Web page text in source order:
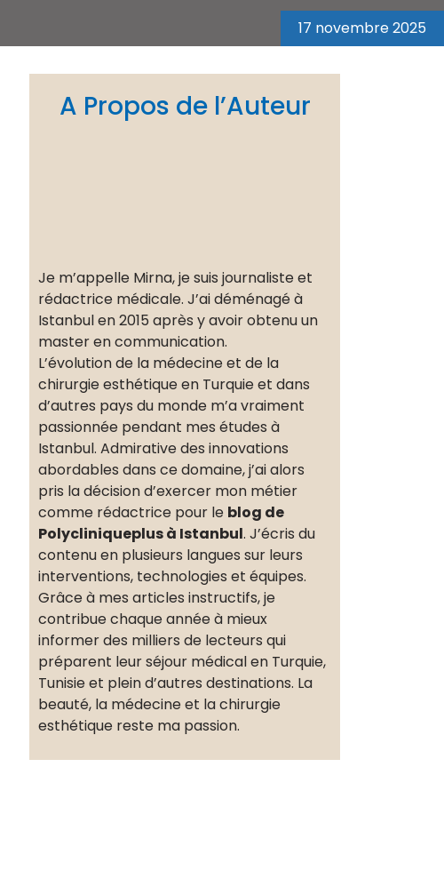
17 novembre 2025
A Propos de l’Auteur
Je m’appelle Mirna, je suis journaliste et
rédactrice médicale. J’ai déménagé à
Istanbul en 2015 après y avoir obtenu un
master en communication.
L’évolution de la médecine et de la
chirurgie esthétique en Turquie et dans
d’autres pays du monde m’a vraiment
passionnée pendant mes études à
Istanbul. Admirative des innovations
abordables dans ce domaine, j’ai alors
pris la décision d’exercer mon métier
comme rédactrice pour le blog de
Polycliniqueplus à Istanbul. J’écris du
contenu en plusieurs langues sur leurs
interventions, technologies et équipes.
Grâce à mes articles instructifs, je
contribue chaque année à mieux
informer des milliers de lecteurs qui
préparent leur séjour médical en Turquie,
Tunisie et plein d’autres destinations. La
beauté, la médecine et la chirurgie
esthétique reste ma passion.